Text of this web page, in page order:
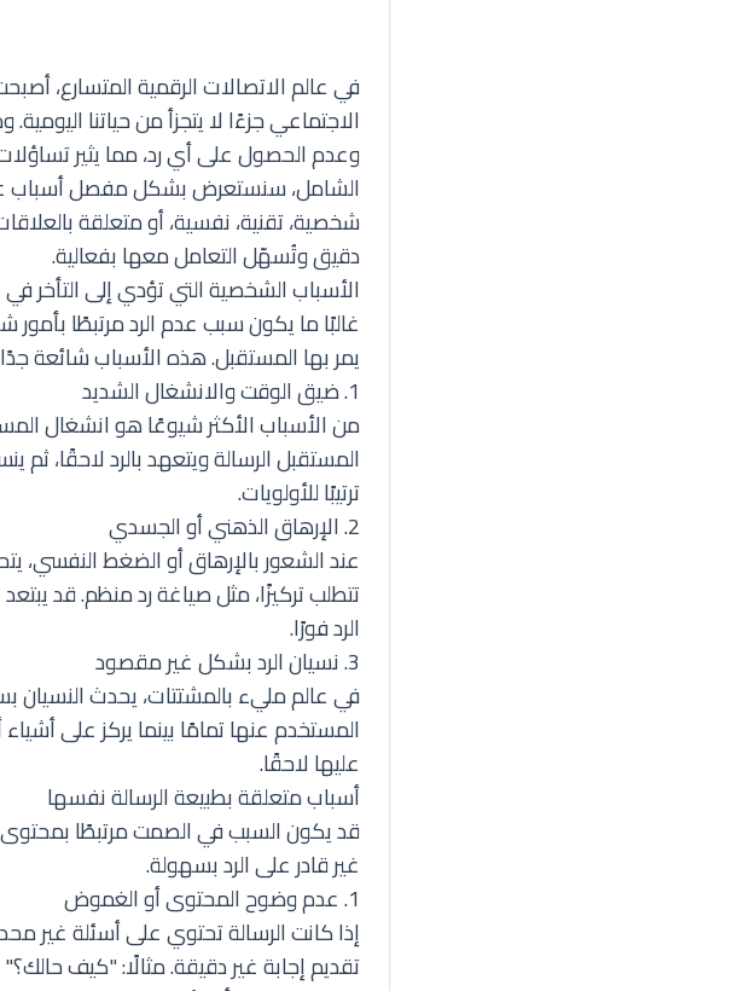
في عالم الاتصالات الرقمية المتسارع،
الاجتماعي جزءًا لا يتجزأ من حياتنا
وعدم الحصول على أي رد، مما يثير
الشامل، سنستعرض بشكل مفصل أسباب
شخصية، تقنية، نفسية، أو متعلقة
دقيق وتُسهّل التعامل معها بفعالية.
الأسباب الشخصية التي تؤدي إلى التأخر في
غالبًا ما يكون سبب عدم الرد مرتبطًا
يمر بها المستقبل. هذه الأسباب شائعة
1. ضيق الوقت والانشغال الشديد
من الأسباب الأكثر شيوعًا هو انشغال
المستقبل الرسالة ويتعهد بالرد لاحقًا،
ترتيبًا للأولويات.
2. الإرهاق الذهني أو الجسدي
عند الشعور بالإرهاق أو الضغط النفسي،
تتطلب تركيزًا، مثل صياغة رد منظم. قد
الرد فورًا.
3. نسيان الرد بشكل غير مقصود
في عالم مليء بالمشتتات، يحدث النسيان
المستخدم عنها تمامًا بينما يركز على
عليها لاحقًا.
أسباب متعلقة بطبيعة الرسالة نفسها
قد يكون السبب في الصمت مرتبطًا بمحتوى
غير قادر على الرد بسهولة.
1. عدم وضوح المحتوى أو الغموض
إذا كانت الرسالة تحتوي على أسئلة غير
تقديم إجابة غير دقيقة. مثالًا: "كيف